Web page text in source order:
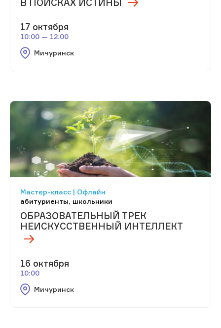
В ПОИСКАХ ИСТИНЫ
17 октября
10:00 — 12:00
Мичуринск
Мастер-класс | Офлайн
абитуриенты, школьники
ОБРАЗОВАТЕЛЬНЫЙ ТРЕК
НЕИСКУССТВЕННЫЙ ИНТЕЛЛЕКТ
16 октября
10:00
Мичуринск